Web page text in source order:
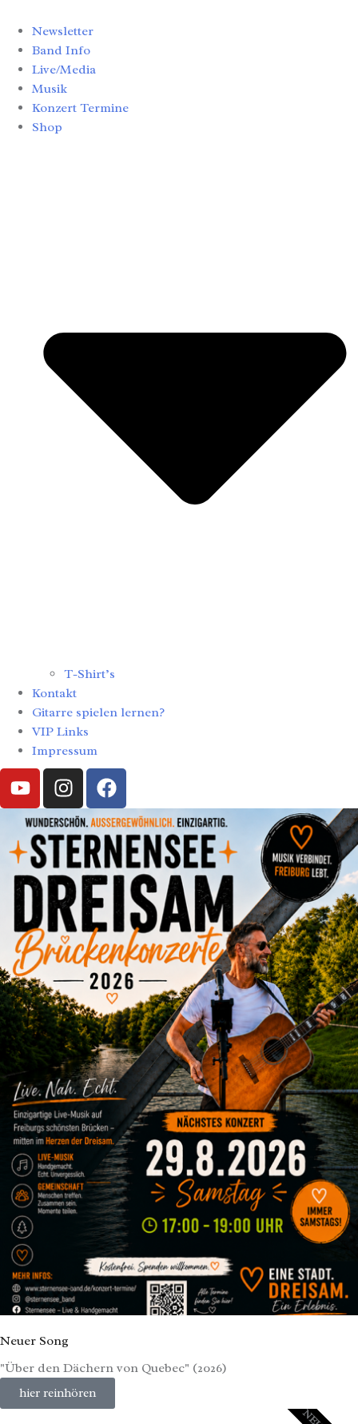
Newsletter
Band Info
Live/Media
Musik
Konzert Termine
Shop
T-Shirt’s
Kontakt
Gitarre spielen lernen?
VIP Links
Impressum
Neuer Song
"Über den Dächern von Quebec" (2026)
hier reinhören